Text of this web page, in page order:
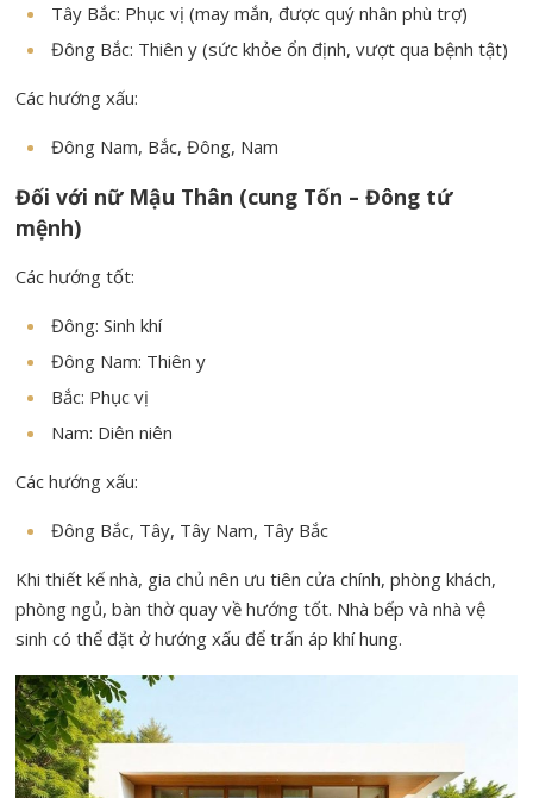
Tây Bắc: Phục vị (may mắn, được quý nhân phù trợ)
Đông Bắc: Thiên y (sức khỏe ổn định, vượt qua bệnh tật)
Các hướng xấu:
Đông Nam, Bắc, Đông, Nam
Đối với nữ Mậu Thân (cung Tốn – Đông tứ
mệnh)
Các hướng tốt:
Đông: Sinh khí
Đông Nam: Thiên y
Bắc: Phục vị
Nam: Diên niên
Các hướng xấu:
Đông Bắc, Tây, Tây Nam, Tây Bắc
Khi thiết kế nhà, gia chủ nên ưu tiên cửa chính, phòng khách,
phòng ngủ, bàn thờ quay về hướng tốt. Nhà bếp và nhà vệ
sinh có thể đặt ở hướng xấu để trấn áp khí hung.